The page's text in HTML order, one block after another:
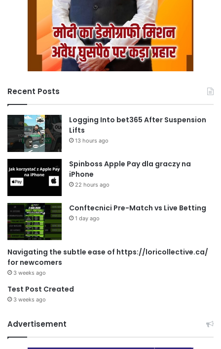
Recent Posts
Logging Into bet365 After Suspension
Lifts
13 hours ago
Spinboss Apple Pay dla graczy na
iPhone
22 hours ago
Conftecnici Pre-Match vs Live Betting
1 day ago
Navigating the subtle ease of https://loricollective.ca/
for newcomers
3 weeks ago
Test Post Created
3 weeks ago
Advertisement